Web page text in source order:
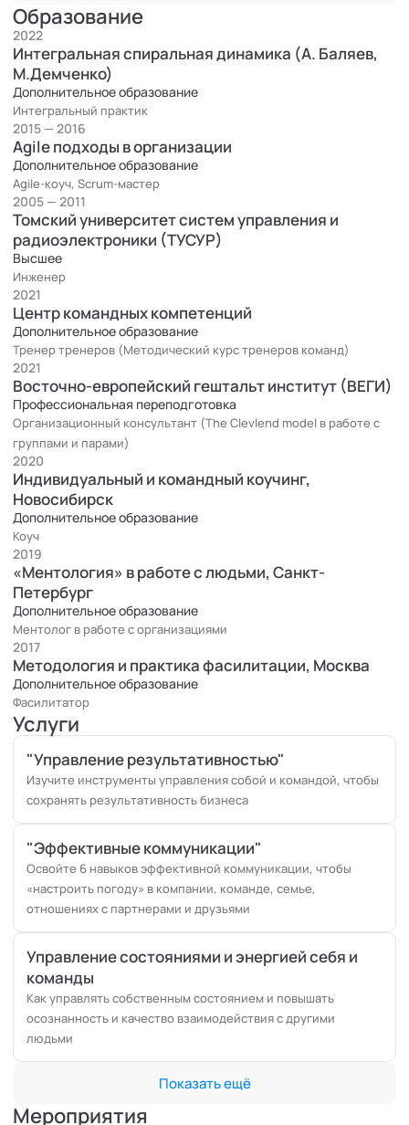
Основные области экспертности
Бизнес-тренер
Коммуникации и атмосфера в компании
Управленческие компетенции: целеполагание,
планирование, делегирование и др.
Управление изменениями через работу с мышлением и
состояниями для повышения эффективности
Управление продуктом, процессами, проектами,
результатами
Создание и развитие команды и повышение уровня
осознанности и самоорганизации
Организационный консультант
Диагностика и аудит системы управления компании,
выявление скрытых ограничений и ресурсов
Проектирование устойчивого и индивидуального развития
компании с учетом ее уникальных особенностей
Сопровождение изменений в командах и компаниях
Наблюдение вторичных, глубинных процессов и
консультирование первых лиц и агентов изменений
Командный и индивидуальный коуч
Индивидуальное сопровождение изменений и развития
Отражение скрытых и невидимых процессов клиента
Помощь в движении к смыслам и реализации намерений
через сильные стороны и высокоресурсные состояния
Коуч-сопровождение собственников и первых лиц в
развитии в профессиональной и личной деятельности
Клиенты и проекты
Трансформация компании, команды
СБЕР(ИТ) - запуск и настройка команды 70+ с приростом
вовлеченности и реализацией систем управления и
кроссфункциональго взаимодействия по цепочке создания
ценностей с выводом продукта в окупаемость (10 месяцев)
Школа игры
трансформационных изменения компании в рамках систем
управления (6 месяцев)
Проспект(производство) - долгосрочное сопровождение
трансформации компании: ежегодная диагностика,
интеграция новых систем управления, проведение
тренингов, обучение сотрудников, индивидуальный коучинг
(3 года)
5-55(ИТ) - долгосрочное сопровождение трансформации
компании: интеграция новых систем управления, проведение
тренингов, обучение сотрудников, индивидуальный коучинг
(2 года)
IPN Partners(юриспруденция) - сопровождение
трансформации компании: диагностика, интеграция новых
систем управления, проведение тренингов, обучение
сотрудников, ведение командных сессий, индивидуальный
Образование
Интегральная спиральная динамика (А. Баляев,
М.Демченко)
Дополнительное образование
Интегральный практик
2022
Agile подходы в организации
Дополнительное образование
Agile-коуч, Scrum-мастер
2015 — 2016
Центр командных компетенций
Дополнительное образование
Тренер тренеров (Методический курс тренеров команд)
2021
Восточно-европейский гештальт институт (ВЕГИ)
Профессиональная переподготовка
Организационный консультант (The Clevlend model в работе с
группами и парами)
2021
Индивидуальный и командный коучинг,
Новосибирск
Дополнительное образование
Коуч
2020
«Ментология» в работе с людьми, Санкт-
Петербург
Дополнительное образование
Ментолог в работе с организациями
2019
Методология и практика фасилитации, Москва
Дополнительное образование
Фасилитатор
2017
Томский университет систем управления и
радиоэлектроники (ТУСУР)
Высшее
Инженер
2005 — 2011
Услуги
"Управление результативностью"
Изучите инструменты управления собой и командой, чтобы
сохранять результативность бизнеса
"Эффективные коммуникации"
Освойте 6 навыков эффективной коммуникации, чтобы
«настроить погоду» в компании, команде, семье,
отношениях с партнерами и друзьями
Управление состояниями и энергией себя и
команды
Как управлять собственным состоянием и повышать
осознанность и качество взаимодействия с другими
людьми
Показать ещё
Мероприятия